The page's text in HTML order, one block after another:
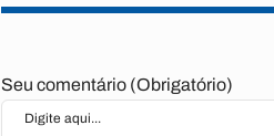
Seu comentário (Obrigatório)